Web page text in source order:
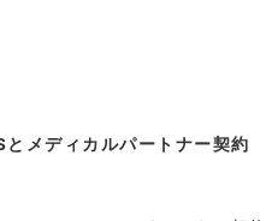
メディカルパートナー契約